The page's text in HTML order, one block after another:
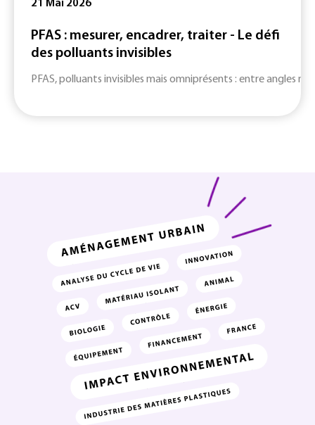
21 Mai 2026
PFAS : mesurer, encadrer, traiter - Le défi
des polluants invisibles
PFAS, polluants invisibles mais omniprésents : entre angles